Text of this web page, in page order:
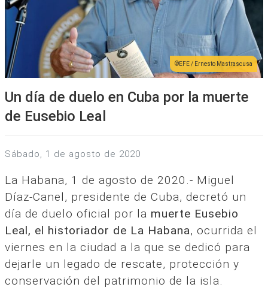
EFE / Ernesto Mastrascusa
Un día de duelo en Cuba por la muerte
de Eusebio Leal
sábado, 1 de agosto de 2020
La Habana, 1 de agosto de 2020.- Miguel
Díaz-Canel, presidente de Cuba, decretó un
día de duelo oficial por la muerte Eusebio
Leal, el historiador de La Habana, ocurrida el
viernes en la ciudad a la que se dedicó para
dejarle un legado de rescate, protección y
conservación del patrimonio de la isla.